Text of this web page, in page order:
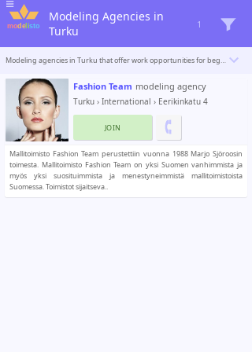
Modeling Agencies in
Turku
1
Modeling agencies in Turku that offer work opportunities for beginner and professional models. Modelisto is building a catalogue with the “greatest modeling professionals in the world”. To be included
Fashion Team modeling agency
Turku › International › Eerikinkatu 4
JOIN
Mallitoimisto Fashion Team perustettiin vuonna 1988 Marjo Sjöroosin
toimesta. Mallitoimisto Fashion Team on yksi Suomen vanhimmista ja
myös yksi suosituimmista ja menestyneimmistä mallitoimistoista
Suomessa. Toimistot sijaitseva..